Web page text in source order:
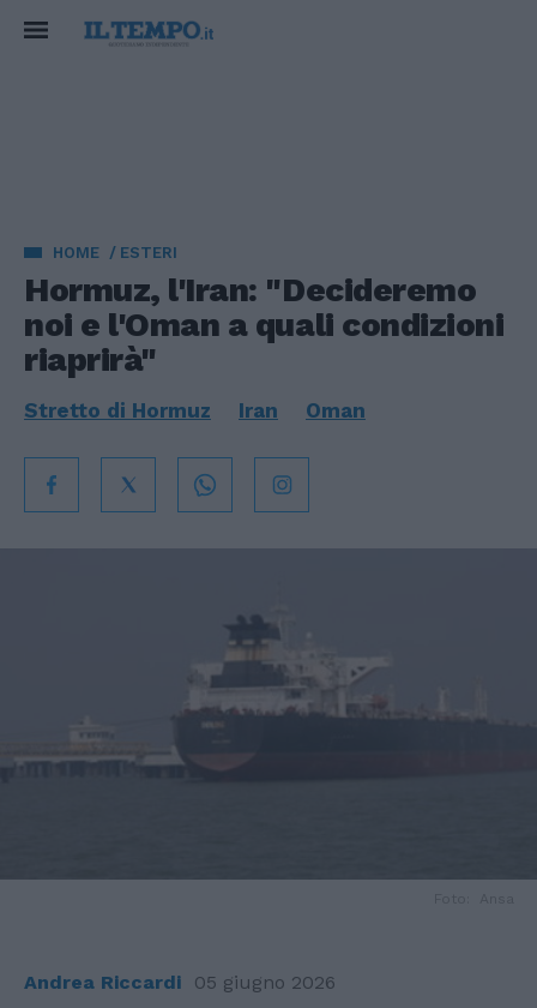
HOME ESTERI
Hormuz, l'Iran: "Decideremo
noi e l'Oman a quali condizioni
riaprirà"
Stretto di Hormuz Iran Oman
Andrea Riccardi 05 giugno 2026